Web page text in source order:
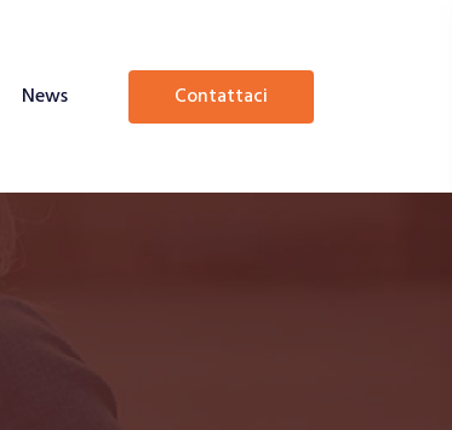
News contattaci